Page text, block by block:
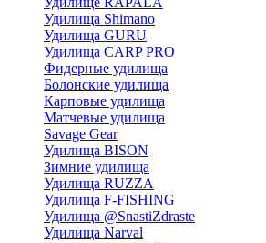
Удилища Shimano
Удилища GURU
Удилища CARP PRO
Фидерные удилища
Болонские удилища
Карповые удилища
Матчевые удилища
Savage Gear
Удилища BISON
Зимние удилища
Удилища RUZZA
Удилища F-FISHING
Удилища @SnastiZdraste
Удилища Narval